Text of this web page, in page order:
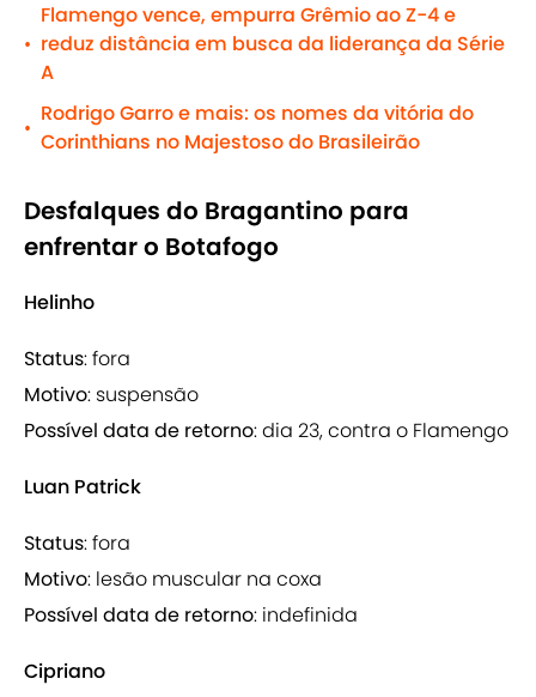
•
Flamengo vence, empurra Grêmio ao Z-4 e
reduz distância em busca da liderança da Série
A
•
Rodrigo Garro e mais: os nomes da vitória do
Corinthians no Majestoso do Brasileirão
Desfalques do Bragantino para
enfrentar o Botafogo
Helinho
Status: fora
Motivo: suspensão
Possível data de retorno: dia 23, contra o Flamengo
Luan Patrick
Status: fora
Motivo: lesão muscular na coxa
Possível data de retorno: indefinida
Cipriano